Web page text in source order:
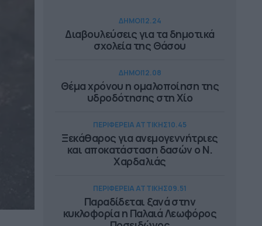
ΔΗΜΟΙ12.24
Διαβουλεύσεις για τα δημοτικά
σχολεία της Θάσου
ΔΗΜΟΙ12.08
Θέμα χρόνου η ομαλοποίηση της
υδροδότησης στη Χίο
ΠΕΡΙΦΕΡΕΙΑ ΑΤΤΙΚΗΣ10.45
Ξεκάθαρος για ανεμογεννήτριες
και αποκατάσταση δασών ο Ν.
Χαρδαλιάς
ΠΕΡΙΦΕΡΕΙΑ ΑΤΤΙΚΗΣ09.51
Παραδίδεται ξανά στην
κυκλοφορία η Παλαιά Λεωφόρος